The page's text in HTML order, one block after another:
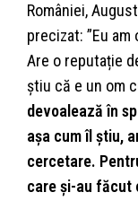
României,
precizat: ”Eu
Are o reputație
știu că e un om
devoalează în
așa cum îl știu,
cercetare.
care și-au făcut